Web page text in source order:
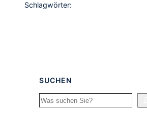
Schlagwörter:
SUCHEN
Search